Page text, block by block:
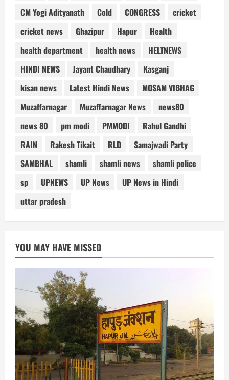
CM Yogi Adityanath
Cold CONGRESS
cricket
cricket news
Ghazipur Hapur
Health
health department
health news
HELTNEWS
HINDI NEWS
Jayant Chaudhary
Kasganj
kisan news
Latest Hindi News
MOSAM VIBHAG
Muzaffarnagar
Muzaffarnagar News
news80
news 80
pm modi PMMODI
Rahul Gandhi
RAIN
Rakesh Tikait RLD
Samajwadi Party
SAMBHAL
shamli shamli news
shamli police
sp
UPNEWS UP News
UP News in Hindi
uttar pradesh
YOU MAY HAVE MISSED